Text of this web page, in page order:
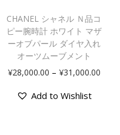
CHANEL シャネル Ｎ品コ
ピー腕時計 ホワイト マザ
ーオブパール ダイヤ入れ
オーツムーブメント
¥28,000.00 – ¥31,000.00
Add to Wishlist